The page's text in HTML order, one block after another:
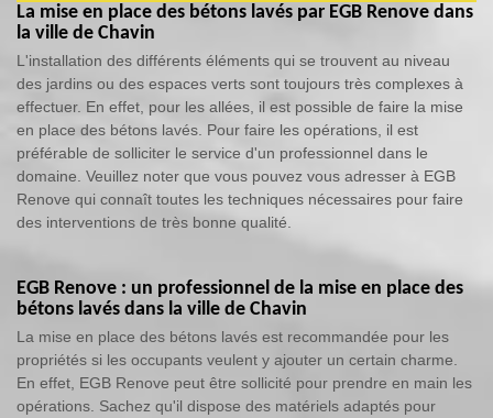
La mise en place des bétons lavés par EGB Renove dans
la ville de Chavin
L'installation des différents éléments qui se trouvent au niveau
des jardins ou des espaces verts sont toujours très complexes à
effectuer. En effet, pour les allées, il est possible de faire la mise
en place des bétons lavés. Pour faire les opérations, il est
préférable de solliciter le service d'un professionnel dans le
domaine. Veuillez noter que vous pouvez vous adresser à EGB
Renove qui connaît toutes les techniques nécessaires pour faire
des interventions de très bonne qualité.
EGB Renove : un professionnel de la mise en place des
bétons lavés dans la ville de Chavin
La mise en place des bétons lavés est recommandée pour les
propriétés si les occupants veulent y ajouter un certain charme.
En effet, EGB Renove peut être sollicité pour prendre en main les
opérations. Sachez qu'il dispose des matériels adaptés pour